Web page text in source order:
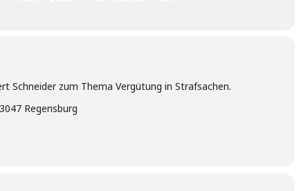
Schneider zum Thema Vergütung in Strafsachen.
Regensburg